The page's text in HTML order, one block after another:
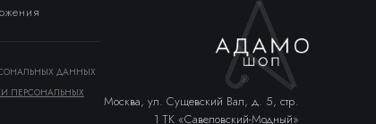
ДАННЫХ
ПЕРСОНАЛЬНЫХ
Москва, ул. Сущевский Вал, д. 5, стр.
1 ТК «Савеловский-Модный»